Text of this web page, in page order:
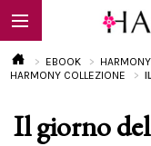
EBOOK
EBOOK HARMONY
HARMONY COLLEZIONE
Il giorno